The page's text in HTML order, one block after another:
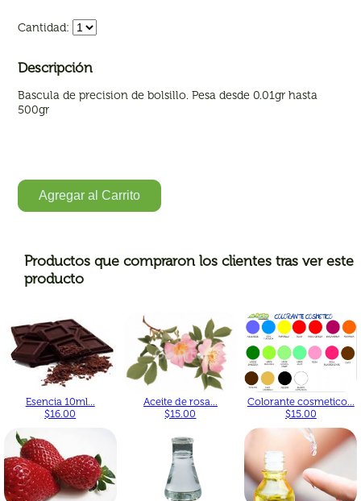
Cantidad:
Descripción
Bascula de precision de bolsillo. Pesa desde 0.01gr hasta
500gr
Agregar al Carrito
Productos que compraron los clientes tras ver este
producto
Esencia 10ml...
$16.00
Aceite de rosa...
$15.00
Colorante cosmetico...
$15.00